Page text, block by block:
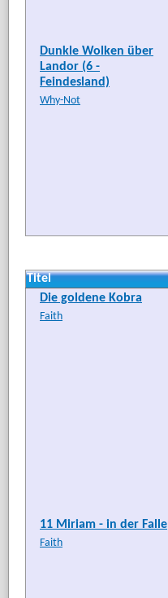
Dunkle Wolken über
Landor (6 -
Feindesland)
Why-Not
Titel
Die goldene Kobra
Faith
11 Miriam - in der Falle
Faith